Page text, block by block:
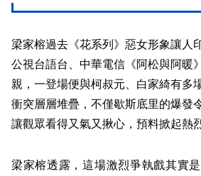
梁家榕過去《花系列》惡女形象讓人
公視台語台、中華電信《阿松與阿暖
親，一登場便與柯叔元、白家綺有多
衝突層層堆疊，不僅歇斯底里的爆發
讓觀眾看得又氣又揪心，預料掀起熱
梁家榕透露，這場激烈爭執戲其實